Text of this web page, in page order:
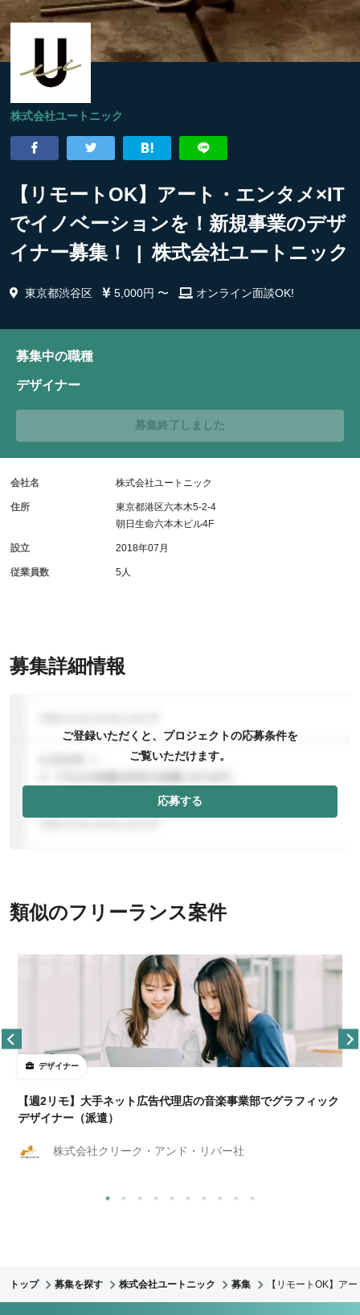
株式会社ユートニック
【リモートOK】アート・エンタメ×IT
でイノベーションを！新規事業のデザ
イナー募集！ | 株式会社ユートニック
東京都渋谷区 5,000円 〜 オンライン面談OK!
募集詳細情報
ご登録いただくと、プロジェクトの応募条件を
ご覧いただけます。
応募する
募集中の職種
デザイナー
募集終了しました
会社名 株式会社ユートニック
住所
東京都港区六本木5-2-4
朝日生命六本木ビル4F
設立 2018年07月
従業員数 5人
類似のフリーランス案件
デザイナー
【週2リモ】大手ネット広告代理店の音楽事業部でグラフィック
デザイナー（派遣）
株式会社クリーク・アンド・リバー社
トップ 募集を探す 株式会社ユートニック 募集 【リモートOK】ア